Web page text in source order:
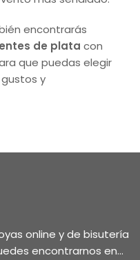
encontrarás
de plata con
que puedas elegir
y
online y de bisutería
encontrarnos en...